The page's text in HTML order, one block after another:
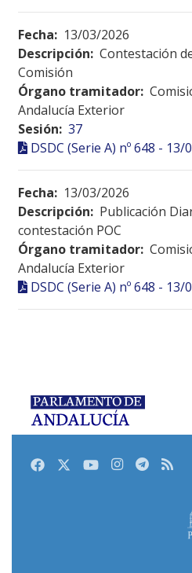
Fecha: 13/03/2026
Descripción: Contestación
Comisión
Órgano tramitador:
Andalucía Exterior
Sesión: 37
DSDC (Serie A) nº 648 -
Fecha: 13/03/2026
Descripción: Publicación
contestación POC
Órgano tramitador:
Andalucía Exterior
DSDC (Serie A) nº 648 -
FacebookTwitterYoutubeInstagramRSS